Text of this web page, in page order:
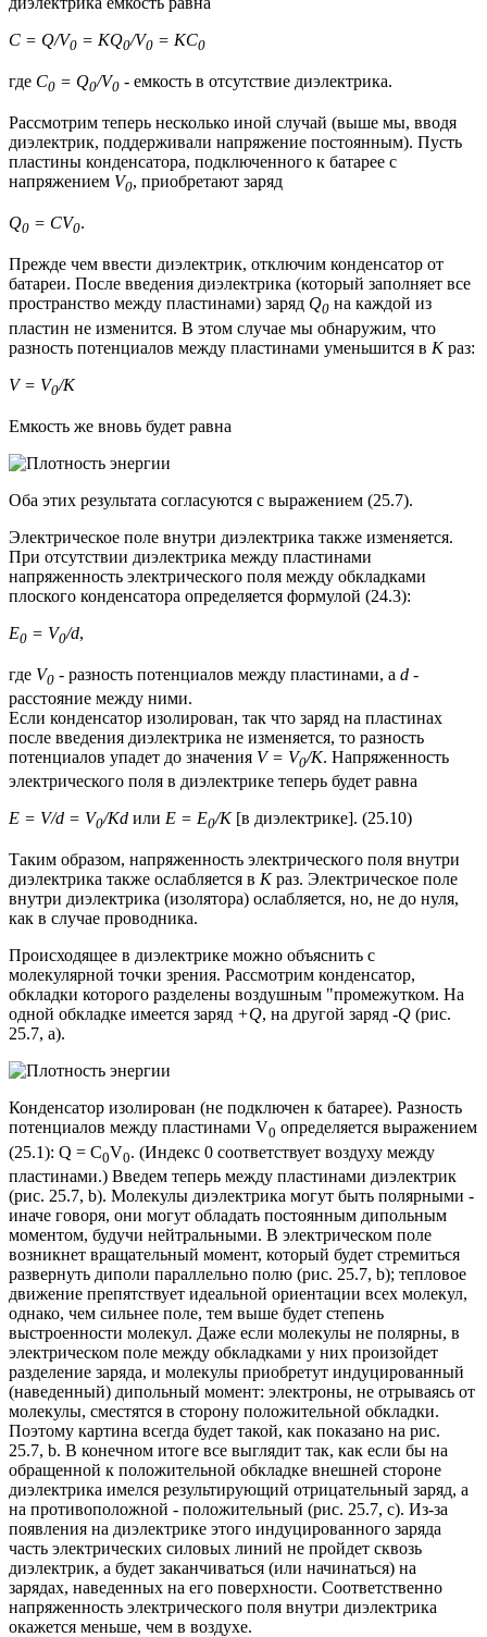
C = Q/V0 = KQ0/V0 = KC0
где С0 = Q0/V0 - емкость в отсутствие диэлектрика.
Рассмотрим теперь несколько иной случай (выше мы, вводя
диэлектрик, поддерживали напряжение постоянным). Пусть
пластины конденсатора, подключенного к батарее с
напряжением V0, приобретают заряд
Q0 = CV0.
Прежде чем ввести диэлектрик, отключим конденсатор от
батареи. После введения диэлектрика (который заполняет все
пространство между пластинами) заряд Q0 на каждой из
пластин не изменится. В этом случае мы обнаружим, что
разность потенциалов между пластинами уменьшится в Краз:
V = V0/K
Емкость же вновь будет равна
Оба этих результата согласуются с выражением (25.7).
Электрическое поле внутри диэлектрика также изменяется.
При отсутствии диэлектрика между пластинами
напряженность электрического поля между обкладками
плоского конденсатора определяется формулой (24.3):
Е0 = V0/d,
где V0 - разность потенциалов между пластинами, a d -
расстояние между ними.
Если конденсатор изолирован, так что заряд на пластинах
после введения диэлектрика не изменяется, то разность
потенциалов упадет до значения V = V0/K. Напряженность
электрического поля в диэлектрике теперь будет равна
E = V/d = V0/Kd или Е = E0/К[в диэлектрике]. (25.10)
Таким образом, напряженность электрического поля внутри
диэлектрика также ослабляется в Краз. Электрическое поле
внутри диэлектрика (изолятора) ослабляется, но, не до нуля,
как в случае проводника.
Происходящее в диэлектрике можно объяснить с
молекулярной точки зрения. Рассмотрим конденсатор,
обкладки которого разделены воздушным "промежутком. На
одной обкладке имеется заряд +Q, на другой заряд -Q (рис.
25.7, а).
Конденсатор изолирован (не подключен к батарее). Разность
потенциалов между пластинами V0 определяется выражением
(25.1): Q = C0V0. (Индекс 0 соответствует воздуху между
пластинами.) Введем теперь между пластинами диэлектрик
(рис. 25.7, b). Молекулы диэлектрика могут быть полярными -
иначе говоря, они могут обладать постоянным дипольным
моментом, будучи нейтральными. В электрическом поле
возникнет вращательный момент, который будет стремиться
развернуть диполи параллельно полю (рис. 25.7, b); тепловое
движение препятствует идеальной ориентации всех молекул,
однако, чем сильнее поле, тем выше будет степень
выстроенности молекул. Даже если молекулы не полярны, в
электрическом поле между обкладками у них произойдет
разделение заряда, и молекулы приобретут индуцированный
(наведенный) дипольный момент: электроны, не отрываясь от
молекулы, сместятся в сторону положительной обкладки.
Поэтому картина всегда будет такой, как показано на рис.
25.7, b. В конечном итоге все выглядит так, как если бы на
обращенной к положительной обкладке внешней стороне
диэлектрика имелся результирующий отрицательный заряд, а
на противоположной - положительный (рис. 25.7, c). Из-за
появления на диэлектрике этого индуцированного заряда
часть электрических силовых линий не пройдет сквозь
диэлектрик, а будет заканчиваться (или начинаться) на
зарядах, наведенных на его поверхности. Соответственно
напряженность электрического поля внутри диэлектрика
окажется меньше, чем в воздухе.